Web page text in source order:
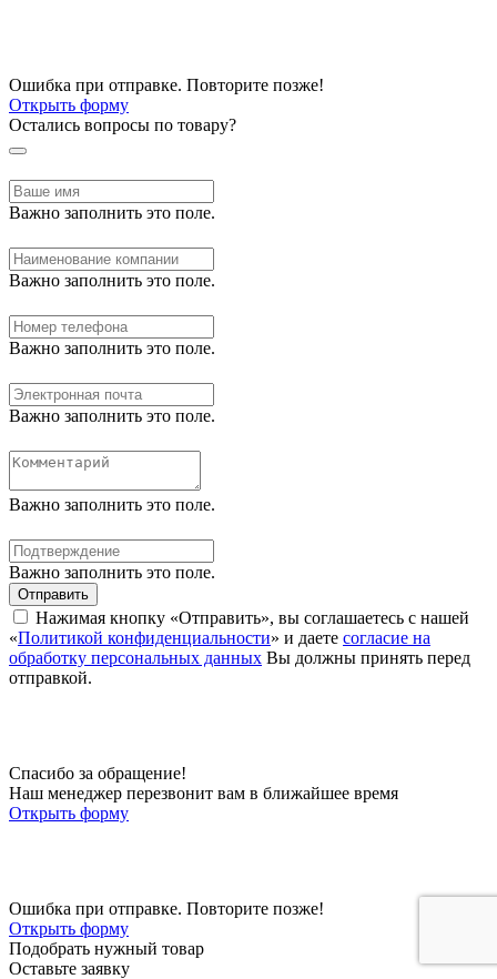
Ошибка при отправке. Повторите позже!
Открыть форму
Остались вопросы по товару?
Важно заполнить это поле.
Важно заполнить это поле.
Важно заполнить это поле.
Важно заполнить это поле.
Важно заполнить это поле.
Важно заполнить это поле.
Отправить
Нажимая кнопку «Отправить», вы соглашаетесь с нашей
«Политикой конфиденциальности» и даете согласие на
обработку персональных данных Вы должны принять перед
отправкой.
Спасибо за обращение!
Наш менеджер перезвонит вам в ближайшее время
Открыть форму
Ошибка при отправке. Повторите позже!
Открыть форму
Подобрать нужный товар
Оставьте заявку